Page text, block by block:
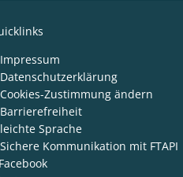
Impressum
Datenschutzerklärung
Cookies-Zustimmung ändern
Barrierefreiheit
leichte Sprache
Sichere Kommunikation mit FTAPI
Facebook